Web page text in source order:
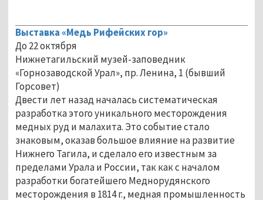
Выставка «Медь Рифейских гор»
До 22 октября
Нижнетагильский музей-заповедник
«Горнозаводской Урал», пр. Ленина, 1 (бывший
Горсовет)
Двести лет назад началась систематическая
разработка этого уникального месторождения
медных руд и малахита. Это событие стало
знаковым, оказав большое влияние на развитие
Нижнего Тагила, и сделало его известным за
пределами Урала и России, так как с началом
разработки богатейшего Меднорудянского
месторождения в 1814 г., медная промышленность